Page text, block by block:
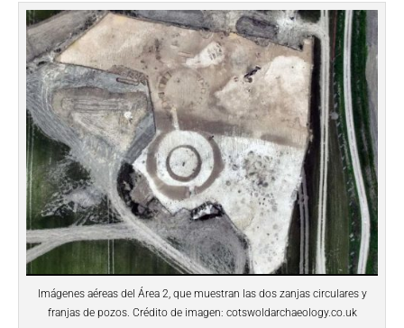
Imágenes aéreas del Área 2, que muestran las dos zanjas circulares y
franjas de pozos. Crédito de imagen: cotswoldarchaeology.co.uk